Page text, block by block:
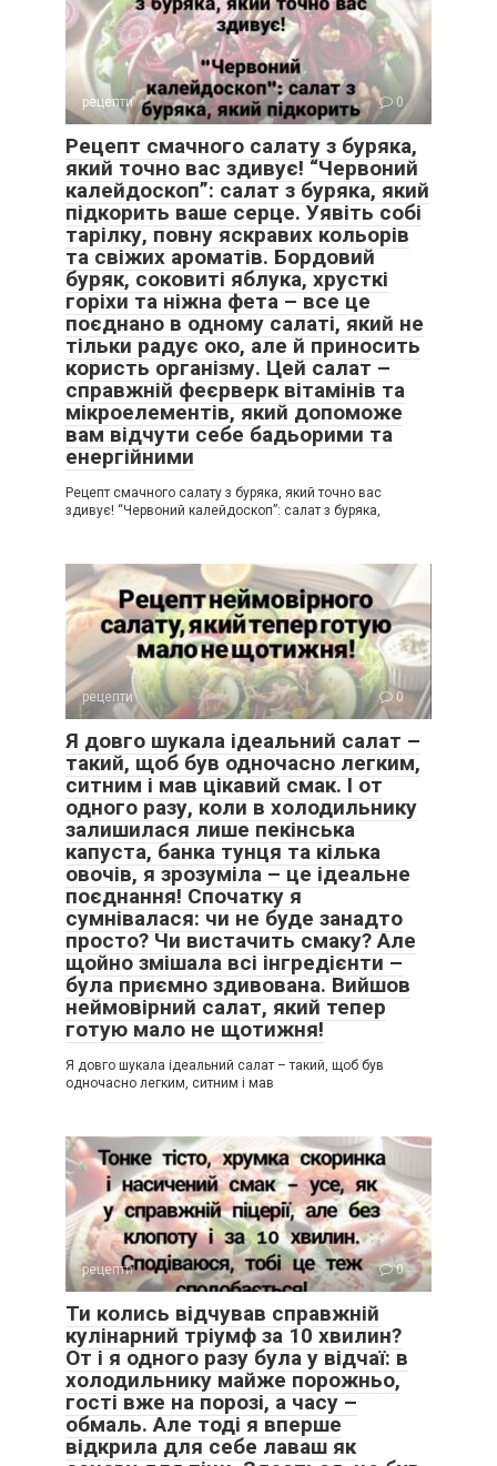
рецепти 0
Рецепт смачного салату з буряка,
який точно вас здивує! “Червоний
калейдоскоп”: салат з буряка, який
підкорить ваше серце. Уявіть собі
тарілку, повну яскравих кольорів
та свіжих ароматів. Бордовий
буряк, соковиті яблука, хрусткі
горіхи та ніжна фета – все це
поєднано в одному салаті, який не
тільки радує око, але й приносить
користь організму. Цей салат –
справжній феєрверк вітамінів та
мікроелементів, який допоможе
вам відчути себе бадьорими та
енергійними
Рецепт смачного салату з буряка, який точно вас
здивує! “Червоний калейдоскоп”: салат з буряка,
рецепти 0
Я довго шукала ідеальний салат –
такий, щоб був одночасно легким,
ситним і мав цікавий смак. І от
одного разу, коли в холодильнику
залишилася лише пекінська
капуста, банка тунця та кілька
овочів, я зрозуміла – це ідеальне
поєднання! Спочатку я
сумнівалася: чи не буде занадто
просто? Чи вистачить смаку? Але
щойно змішала всі інгредієнти –
була приємно здивована. Вийшов
неймовірний салат, який тепер
готую мало не щотижня!
Я довго шукала ідеальний салат – такий, щоб був
одночасно легким, ситним і мав
рецепти 0
Ти колись відчував справжній
кулінарний тріумф за 10 хвилин?
От і я одного разу була у відчаї: в
холодильнику майже порожньо,
гості вже на порозі, а часу –
обмаль. Але тоді я вперше
відкрила для себе лаваш як